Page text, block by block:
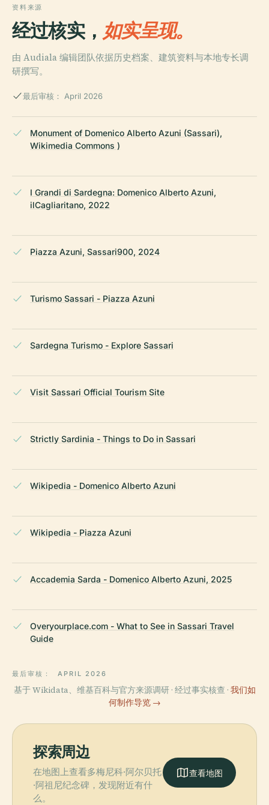
资料来源
经过核实， 如实呈现。
由 Audiala 编辑团队依据历史档案、建筑资料与本地专长调
研撰写。
最后审核： April 2026
Monument of Domenico Alberto Azuni (Sassari),
Wikimedia Commons )
I Grandi di Sardegna: Domenico Alberto Azuni,
ilCagliaritano, 2022
Piazza Azuni, Sassari900, 2024
Turismo Sassari - Piazza Azuni
Sardegna Turismo - Explore Sassari
Visit Sassari Official Tourism Site
Strictly Sardinia - Things to Do in Sassari
Wikipedia - Domenico Alberto Azuni
Wikipedia - Piazza Azuni
Accademia Sarda - Domenico Alberto Azuni, 2025
Overyourplace.com - What to See in Sassari Travel
Guide
最后审核： APRIL 2026
基于 Wikidata、维基百科与官方来源调研 · 经过事实核查 · 我们如
何制作导览 →
探索周边
在地图上查看多梅尼科·阿尔贝托
·阿祖尼纪念碑，发现附近有什
么。
查看地图